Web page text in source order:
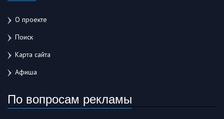
О проекте
Поиск
Карта сайта
Афиша
По вопросам рекламы